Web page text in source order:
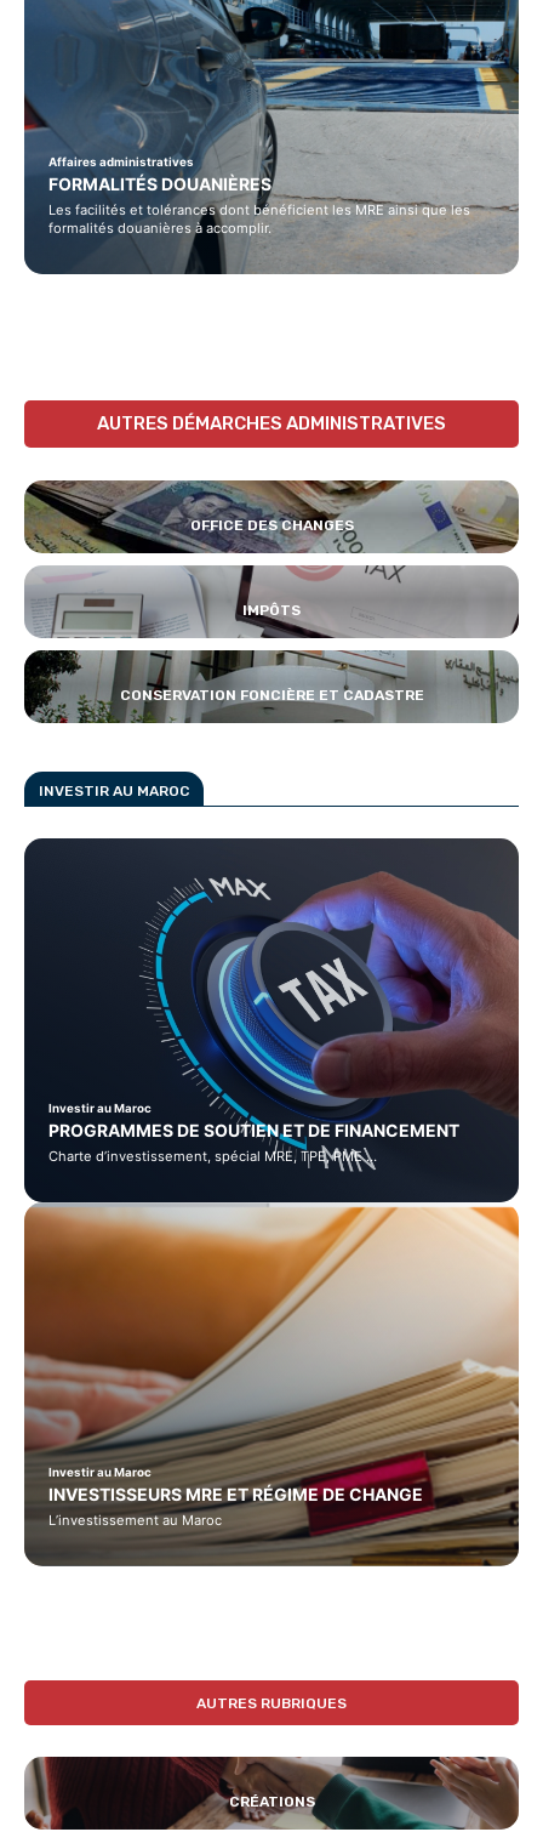
Affaires administratives
FORMALITÉS DOUANIÈRES
Les facilités et tolérances dont bénéficient les MRE ainsi que les
formalités douanières à accomplir.
AUTRES DÉMARCHES ADMINISTRATIVES
OFFICE DES CHANGES
IMPÔTS
CONSERVATION FONCIÈRE ET CADASTRE
INVESTIR AU MAROC
Investir au Maroc
PROGRAMMES DE SOUTIEN ET DE FINANCEMENT
Charte d’investissement, spécial MRE, TPE, PME …
Investir au Maroc
INVESTISSEURS MRE ET RÉGIME DE CHANGE
L’investissement au Maroc
AUTRES RUBRIQUES
CRÉATIONS